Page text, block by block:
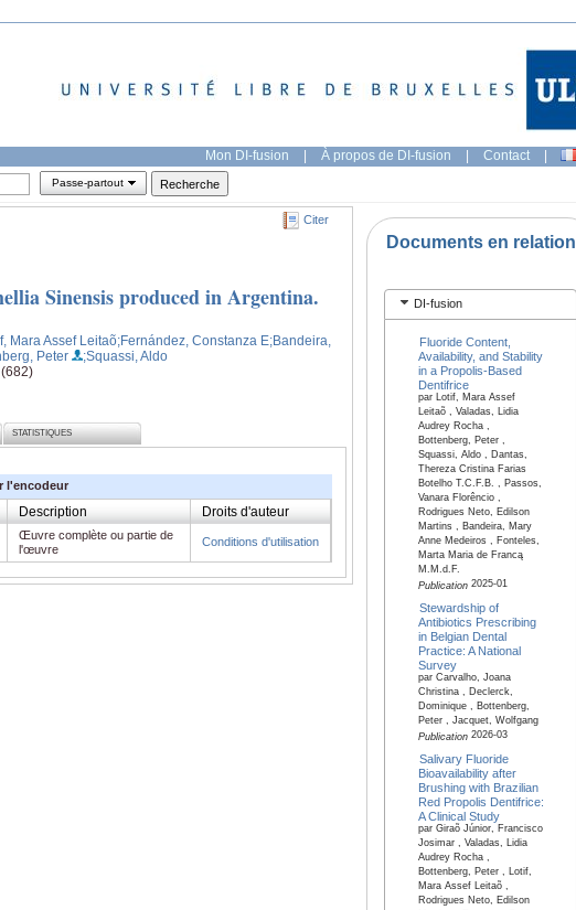
Mon DI-fusion | À propos de DI-fusion | Contact |
Passe-partout
Citer
Sinensis produced in Argentina.
Mara Assef Leitaõ;Fernández, Constanza E;Bandeira,
Peter
;Squassi, Aldo
STATISTIQUES
l'encodeur
Description Droits d'auteur
Œuvre complète ou partie de
l'œuvre
Conditions d'utilisation
Documents en relation
DI-fusion
Fluoride Content,
Availability, and Stability
in a Propolis‐Based
Dentifrice
par Lotif, Mara Assef
Leitaõ , Valadas, Lidia
Audrey Rocha ,
Bottenberg, Peter ,
Squassi, Aldo , Dantas,
Thereza Cristina Farias
Botelho T.C.F.B. , Passos,
Vanara Florêncio ,
Rodrigues Neto, Edilson
Martins , Bandeira, Mary
Anne Medeiros , Fonteles,
Marta Maria de Francą
M.M.d.F.
Publication2025-01
Stewardship of
Antibiotics Prescribing
in Belgian Dental
Practice: A National
Survey
par Carvalho, Joana
Christina , Declerck,
Dominique , Bottenberg,
Peter , Jacquet, Wolfgang
Publication2026-03
Salivary Fluoride
Bioavailability after
Brushing with Brazilian
Red Propolis Dentifrice:
A Clinical Study
par Giraõ Júnior, Francisco
Josimar , Valadas, Lidia
Audrey Rocha ,
Bottenberg, Peter , Lotif,
Mara Assef Leitaõ ,
Rodrigues Neto, Edilson